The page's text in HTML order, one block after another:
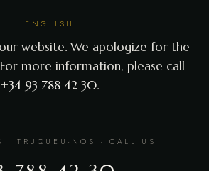
ENGLISH
website. We apologize for the
more information, please call
+34 93 788 42 30.
· TRUQUEU-NOS · CALL US